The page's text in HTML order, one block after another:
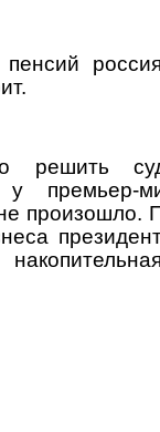
решить
премьер-
произошло.